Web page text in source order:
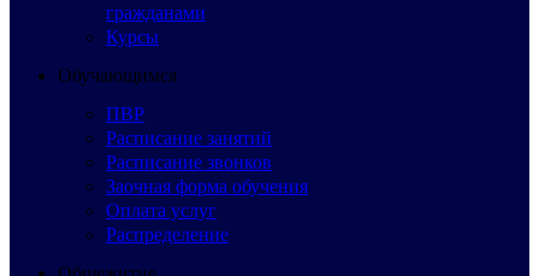
гражданами
Курсы
Обучающимся
ПВР
Расписание занятий
Расписание звонков
Заочная форма обучения
Оплата услуг
Распределение